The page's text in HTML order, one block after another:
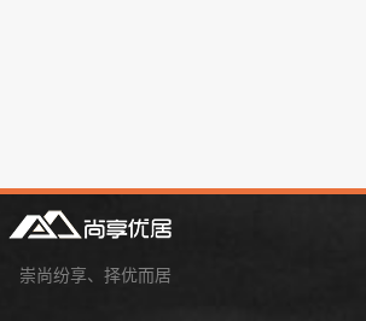
崇尚纷享、择优而居